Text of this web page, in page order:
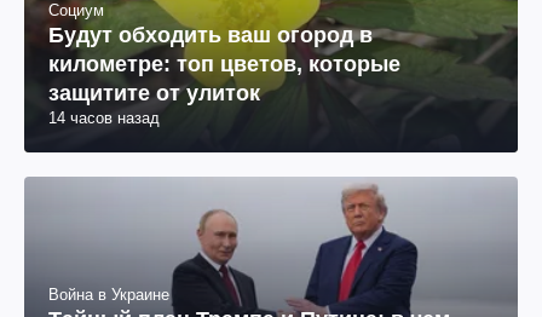
Социум
Будут обходить ваш огород в
километре: топ цветов, которые
защитите от улиток
14 часов назад
Война в Украине